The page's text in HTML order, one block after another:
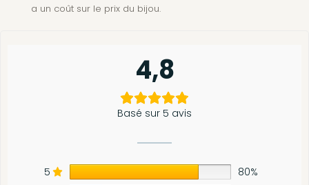
a un coût sur le prix du bijou.
4,8
Basé sur 5 avis
5
80%